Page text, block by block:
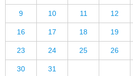
9 10 11 12
16 17 18 19
23 24 25 26
30 31